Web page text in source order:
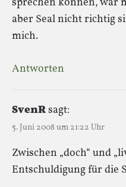
aber Seal nicht richtig
mich.
Antworten
SvenRsagt:
5. Juni 2008 um 21:22 Uhr
Zwischen „doch“ und
Entschuldigung für die